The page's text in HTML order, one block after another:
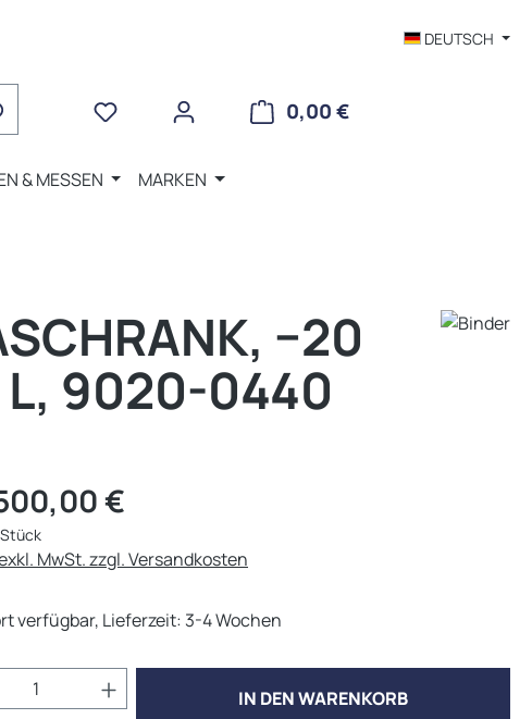
DEUTSCH
0,00 €WARENKORB
& MESSEN MARKEN
−20
L, 9020-0440
Preis: €
Stück
MwSt. zzgl. Versandkosten
verfügbar, Lieferzeit: 3-4 Wochen
Anzahl: Gib den gewünschten Wert
IN DEN WARENKORB